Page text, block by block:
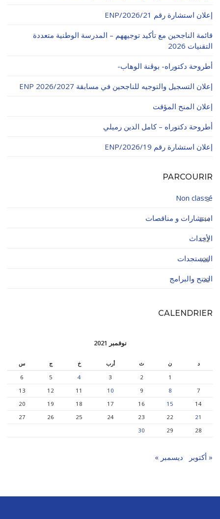
إعلان استشارة رقم 21/ENP/2026
قائمة الناجحين مع تأكيد توجيههم – المدرسة الوطنية متعددة
التقنيات 2026
أطروحة دكتوراه- بوڨنة الوهاب-
إعلان التسجيل والتوجيه للناجحين في مسابقة ENP 2026/2027
إعلان المنح المؤقت
أطروحة دكتوراه – كامل الدين رميلي
إعلان استشارة رقم 19/ENP/2026
PARCOURIR
Non classé
3
استشارات و مناقصات
244
الأحداث
132
المستجدات
125
المنح والبرامج
32
CALENDRIER
نوفمبر 2021
د ن ث أرب خ ج
س
1
2
3
4
5
6
7
8
9
10
11
12
13
14
15
16
17
18
19
20
21
22
23
24
25
26
27
28
29
30
« أكتوبر ديسمبر »